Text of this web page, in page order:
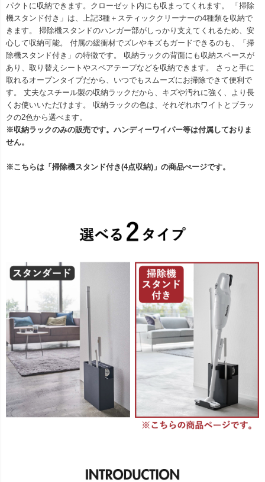
パクトに収納できます。クローゼット内にも収まってくれます。 「掃除
機スタンド付き」は、上記3種＋スティッククリーナーの4種類を収納で
きます。 掃除機スタンドのハンガー部がしっかり支えてくれるため、安
心して収納可能。 付属の緩衝材でズレやキズもガードできるのも、「掃
除機スタンド付き」の特徴です。 収納ラックの背面にも収納スペースが
あり、取り替えシートやスペアテープなどを収納できます。 さっと手に
取れるオープンタイプだから、いつでもスムーズにお掃除できて便利で
す。 丈夫なスチール製の収納ラックだから、キズや汚れに強く、より長
くお使いいただけます。 収納ラックの色は、それぞれホワイトとブラッ
クの2色から選べます。
※収納ラックのみの販売です。ハンディーワイパー等は付属しておりま
せん。
※こちらは「掃除機スタンド付き(4点収納)」の商品ぺージです。